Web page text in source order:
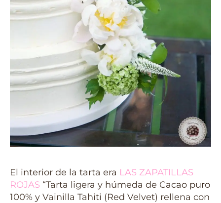
El interior de la tarta era LAS ZAPATILLAS
ROJAS “Tarta ligera y húmeda de Cacao puro
100% y Vainilla Tahiti (Red Velvet) rellena con